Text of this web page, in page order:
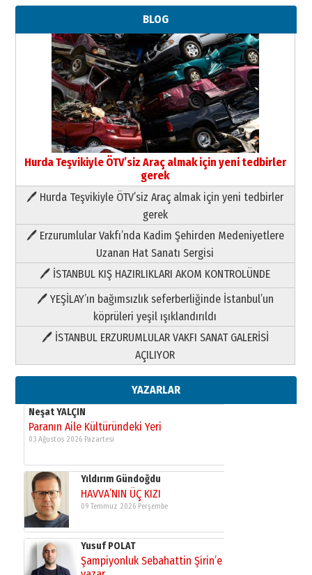
BLOG
Hurda Teşvikiyle ÖTV’siz Araç almak için yeni tedbirler
gerek
🖊 Hurda Teşvikiyle ÖTV’siz Araç almak için yeni tedbirler
gerek
🖊 Erzurumlular Vakfı’nda Kadim Şehirden Medeniyetlere
Uzanan Hat Sanatı Sergisi
🖊 İSTANBUL KIŞ HAZIRLIKLARI AKOM KONTROLÜNDE
🖊 YEŞİLAY’ın bağımsızlık seferberliğinde İstanbul’un
köprüleri yeşil ışıklandırıldı
🖊 İSTANBUL ERZURUMLULAR VAKFI SANAT GALERİSİ
AÇILIYOR
YAZARLAR
Paranın Aile Kültüründeki Yeri
03 Ağustos 2026 Pazartesi
Yıldırım Gündoğdu
HAVVA’NIN ÜÇ KIZI
09 Temmuz 2026 Perşembe
Yusuf POLAT
Şampiyonluk Sebahattin Şirin’e
11 Mayıs 2026 Pazartesi
Neşat YALÇIN
Paranın Aile Kültüründeki Yeri
03 Ağustos 2026 Pazartesi
Yıldırım Gündoğdu
HAVVA’NIN ÜÇ KIZI
09 Temmuz 2026 Perşembe
Yusuf POLAT
Şampiyonluk Sebahattin Şirin’e